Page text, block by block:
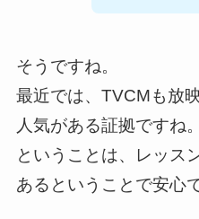
そうですね。
最近では、TVCMも放
人気がある証拠ですね。
ということは、レッス
あるということで安心